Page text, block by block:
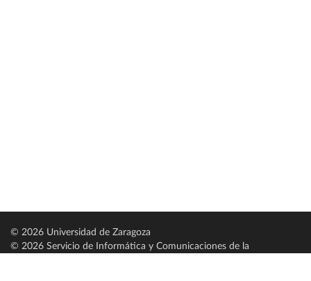
© 2026 Universidad de Zaragoza
© 2026 Servicio de Informática y Comunicaciones de la